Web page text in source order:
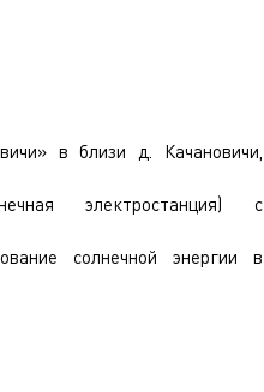
в близи д. Качановичи,
электростанция) с
солнечной энергии в